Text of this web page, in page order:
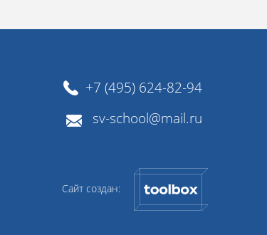
+7 (495) 624-82-94
sv-school@mail.ru
Сайт создан: